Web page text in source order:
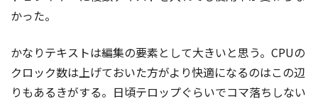
かった。
かなりテキストは編集の要素として大きいと思う。CPUの
クロック数は上げておいた方がより快適になるのはこの辺
りもあるきがする。日頃テロップぐらいでコマ落ちしない